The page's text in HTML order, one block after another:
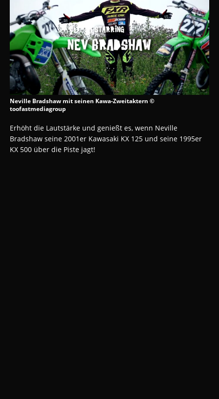
Neville Bradshaw mit seinen Kawa-Zweitaktern ©
toofastmediagroup
Erhöht die Lautstärke und genießt es, wenn Neville
Bradshaw seine 2001er Kawasaki KX 125 und seine 1995er
KX 500 über die Piste jagt!